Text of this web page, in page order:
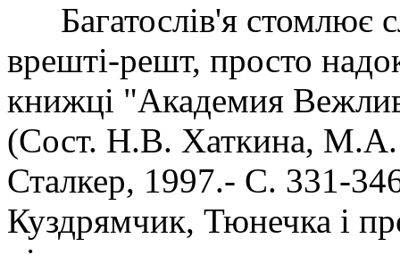
Багатослів'я стомлює
врешті-решт, просто
книжці "Академия
(Сост. Н.В. Хаткина,
Сталкер, 1997.- С. 331-
Куздрямчик, Тюнечка і